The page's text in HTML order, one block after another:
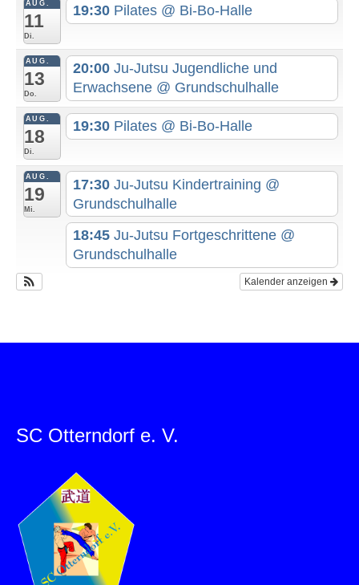
AUG.
11
Di.
19:30 Pilates @ Bi-Bo-Halle
AUG.
13
Do.
20:00 Ju-Jutsu Jugendliche und
Erwachsene @ Grundschulhalle
AUG.
18
Di.
19:30 Pilates @ Bi-Bo-Halle
AUG.
19
Mi.
17:30 Ju-Jutsu Kindertraining @
Grundschulhalle
18:45 Ju-Jutsu Fortgeschrittene @
Grundschulhalle
Kalender anzeigen
SC Otterndorf e. V.